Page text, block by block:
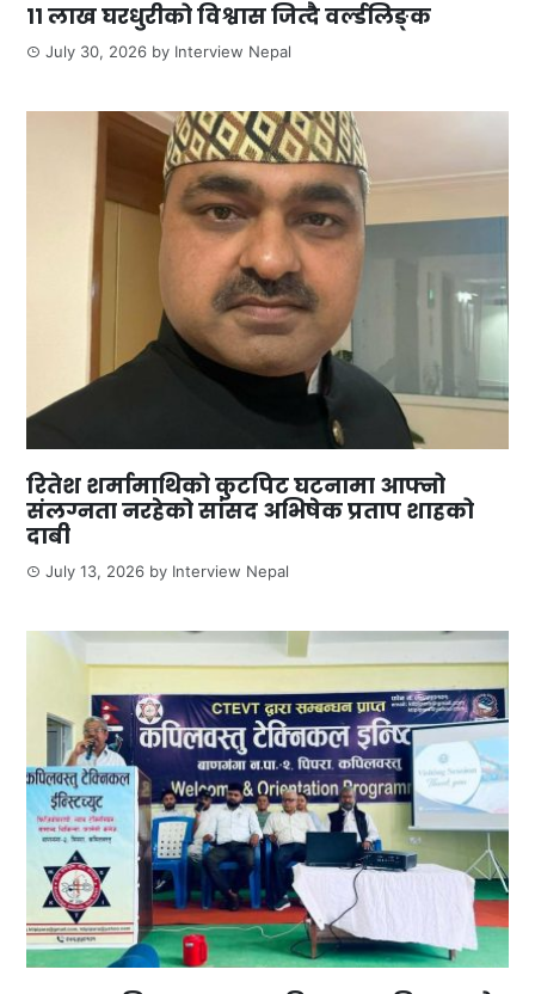
११ लाख घरधुरीको विश्वास जित्दै वर्ल्डलिङ्क
July 30, 2026 by Interview Nepal
रितेश शर्मामाथिको कुटपिट घटनामा आफ्नो
संलग्नता नरहेको सांसद अभिषेक प्रताप शाहको
दाबी
July 13, 2026 by Interview Nepal